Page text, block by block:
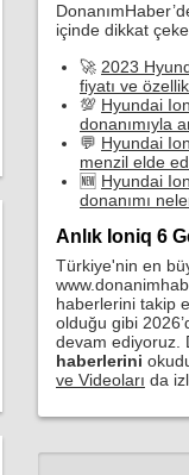
içinde dikkat
🚀 2023
fiyatı ve
💯 Hyundai
donanımıyla
💬 Hyundai
menzil elde
🆕 Hyundai
donanımı
Anlık Ioniq 6
Türkiye'nin en
haberlerini takip
olduğu gibi
devam ediyoruz.
haberlerini
ve Videoları da